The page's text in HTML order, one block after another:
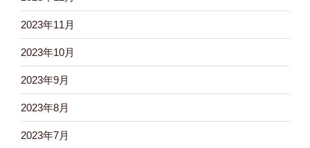
2023年11月
2023年10月
2023年9月
2023年8月
2023年7月